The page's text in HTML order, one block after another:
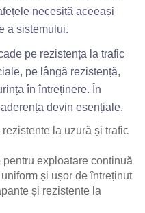
necesită aceeași
a sistemului.
pe rezistența la trafic
pe lângă rezistență,
în întreținere. În
devin esențiale.
la uzură și trafic
exploatare continuă
și ușor de întreținut
și rezistente la